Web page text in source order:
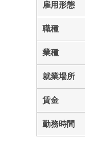
雇用形態
職種
業種
就業場所
賃金
勤務時間